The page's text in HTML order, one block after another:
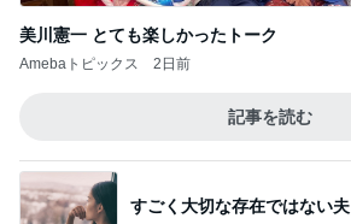
美川憲一 とても楽しかったトーク
Amebaトピックス 2日前
記事を読む
すごく大切な存在ではない夫